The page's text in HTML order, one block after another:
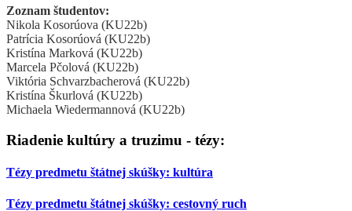
Zoznam študentov:
Nikola Kosorúova (KU22b)
Patrícia Kosorúová (KU22b)
Kristína Marková (KU22b)
Marcela Pčolová (KU22b)
Viktória Schvarzbacherová (KU22b)
Kristína Škurlová (KU22b)
Michaela Wiedermannová (KU22b)
Riadenie kultúry a truzimu - tézy:
Tézy predmetu štátnej skúšky: kultúra
Tézy predmetu štátnej skúšky: cestovný ruch